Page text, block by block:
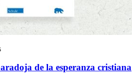
de la esperanza cristiana